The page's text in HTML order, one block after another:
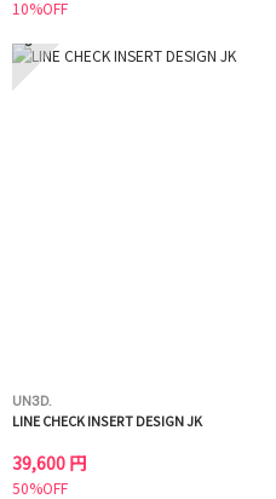
10%OFF
3
UN3D.
LINE CHECK INSERT DESIGN JK
39,600 円
50%OFF